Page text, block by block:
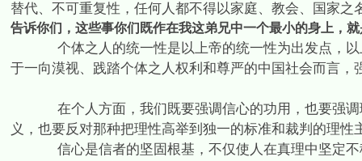
替代、不可重复性，任何人都不得以家庭、教会、国家
告诉你们，这些事你们既作在我这弟兄中一个最小的身上，
个体之人的统一性是以上帝的统一性为出发点，
于一向漠视、践踏个体之人权利和尊严的中国社会而言
在个人方面，我们既要强调信心的功用，也要强
义，也要反对那种把理性高举到独一的标准和裁判的理性
信心是信者的坚固根基，不仅使人在真理中坚定